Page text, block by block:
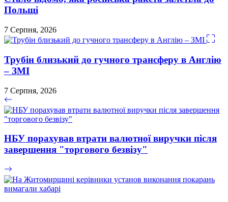
Польщі
7 Серпня, 2026
Трубін близький до гучного трансферу в Англію
– ЗМІ
7 Серпня, 2026
НБУ порахував втрати валютної виручки після
завершення "торгового безвізу"